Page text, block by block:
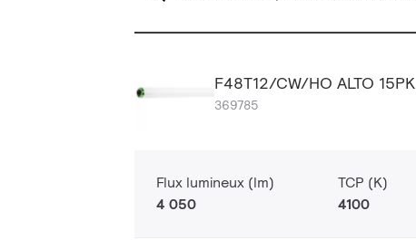
F48T12/CW/HO ALTO 15PK
369785
Flux lumineux (lm)
4 050
TCP (K)
4100